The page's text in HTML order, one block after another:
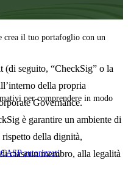
crea il tuo portafoglio con un
per comprendere in modo
CASP autorizzati
(di seguito, “CheckSig” o la
della propria
Governance.
è garantire un ambiente di
della dignità,
ciascun membro, alla legalità